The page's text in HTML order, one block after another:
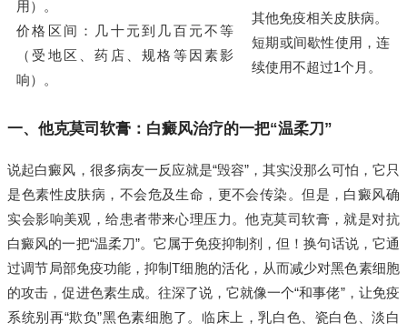
用）。
价格区间：几十元到几百元不等
（受地区、药店、规格等因素影
响）。
其他免疫相关皮肤病。
短期或间歇性使用，连
续使用不超过1个月。
一、他克莫司软膏：白癜风治疗的一把“温柔刀”
说起白癜风，很多病友一反应就是“毁容”，其实没那么可怕，它只
是色素性皮肤病，不会危及生命，更不会传染。但是，白癜风确
实会影响美观，给患者带来心理压力。他克莫司软膏，就是对抗
白癜风的一把“温柔刀”。它属于免疫抑制剂，但！换句话说，它通
过调节局部免疫功能，抑制T细胞的活化，从而减少对黑色素细胞
的攻击，促进色素生成。往深了说，它就像一个“和事佬”，让免疫
系统别再“欺负”黑色素细胞了。临床上，乳白色、瓷白色、淡白